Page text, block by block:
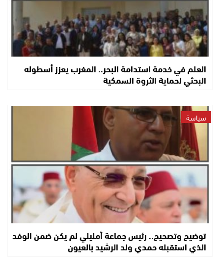
العلم في خدمة استدامة البحر.. المغرب يعزز أسطوله
البحثي لحماية الثروة السمكية
سياسة
توضيح وتصحيح.. رئيس جماعة أمليلي لم يكن ضمن الوفد
الذي استقبله حمدي ولد الرشيد بالعيون